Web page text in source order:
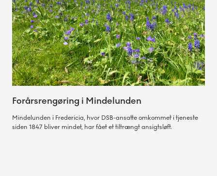
Forårsrengøring i Mindelunden
Mindelunden i Fredericia, hvor DSB-ansatte omkommet i tjeneste
siden 1847 bliver mindet, har fået et tiltrængt ansigtsløft.